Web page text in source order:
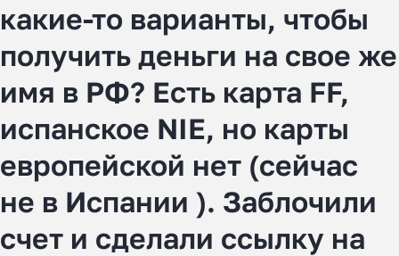
какие-то варианты, чтобы
получить деньги на свое же
имя в РФ? Есть карта FF,
испанское NIE, но карты
европейской нет (сейчас
не в Испании ). Заблочили
счет и сделали ссылку на